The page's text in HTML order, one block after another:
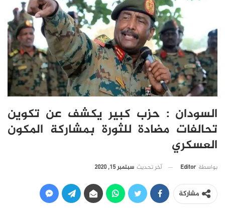
السودان : حزب كبير يكشف عن تكوين
تحالفات مضادة للثورة بمشاركة المكون
العسكري
بواسطة Editor آخر تحديث سبتمبر 15, 2020
مشاركة